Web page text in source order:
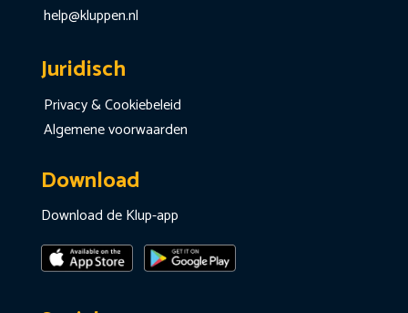
help@kluppen.nl
Juridisch
Privacy & Cookiebeleid
Algemene voorwaarden
Download
Download de Klup-app